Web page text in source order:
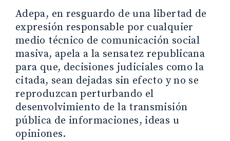
Adepa, en resguardo de una libertad de
expresión responsable por cualquier
medio técnico de comunicación social
masiva, apela a la sensatez republicana
para que, decisiones judiciales como la
citada, sean dejadas sin efecto y no se
reproduzcan perturbando el
desenvolvimiento de la transmisión
pública de informaciones, ideas u
opiniones.